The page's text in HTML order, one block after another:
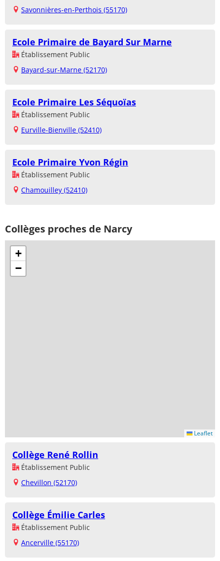
Savonnières-en-Perthois (55170)
Ecole Primaire de Bayard Sur Marne
Établissement Public
Bayard-sur-Marne (52170)
Ecole Primaire Les Séquoïas
Établissement Public
Eurville-Bienville (52410)
Ecole Primaire Yvon Régin
Établissement Public
Chamouilley (52410)
Collèges proches de Narcy
+
−
Leaflet
Collège René Rollin
Établissement Public
Chevillon (52170)
Collège Émilie Carles
Établissement Public
Ancerville (55170)